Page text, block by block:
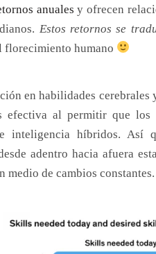
anuales y ofrecen
Estos retornos se
florecimiento humano
en habilidades
efectiva al permitir que los
inteligencia híbridos. Así
adentro hacia afuera
medio de cambios constantes.